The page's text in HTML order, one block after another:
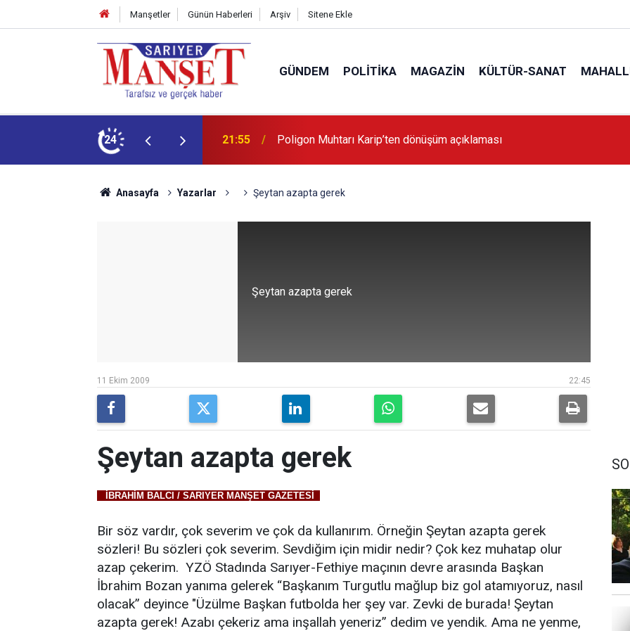
Manşetler Günün Haberleri Arşiv Sitene Ekle
GÜNDEM POLITIKA MAGAZIN KÜLTÜR-SANAT
24 13:36 'Poligon'da İstanbul'a örnek proje gerçekleştirilecek'
Anasayfa Yazarlar Şeytan azapta gerek
Şeytan azapta gerek
22:45
11 Ekim 2009
Şeytan azapta gerek
İBRAHİM BALCI / SARIYER MANŞET GAZETESİ
Bir söz vardır, çok severim ve çok da kullanırım. Örneğin Şeytan azapta gerek
sözleri! Bu sözleri çok severim. Sevdiğim için midir nedir? Çok kez muhatap olur
azap çekerim. YZÖ Stadında Sarıyer-Fethiye maçının devre arasında Başkan
İbrahim Bozan yanıma gelerek “Başkanım Turgutlu mağlup biz gol atamıyoruz, nasıl
olacak” deyince "Üzülme Başkan futbolda her şey var. Zevki de burada! Şeytan
azapta gerek! Azabı çekeriz ama inşallah yeneriz” dedim ve yendik. Ama ne yenme,